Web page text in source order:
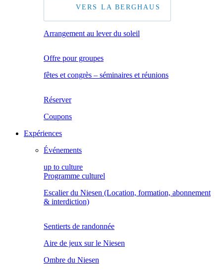
VERS LA BERGHAUS
Arrangement au lever du soleil
Offre pour groupes
fêtes et congrès – séminaires et réunions
Réserver
Coupons
Expériences
Événements
up to culture
Programme culturel
Escalier du Niesen (Location, formation, abonnement
& interdiction)
Sentierts de randonnée
Aire de jeux sur le Niesen
Ombre du Niesen